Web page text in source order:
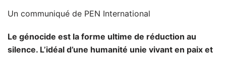
Un communiqué de PEN International
Le génocide est la forme ultime de réduction au
silence. L’idéal d’une humanité unie vivant en paix et